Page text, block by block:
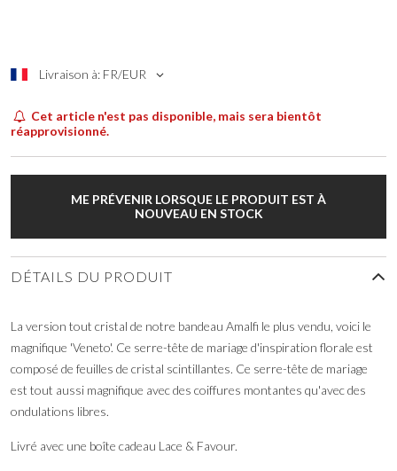
Livraison à: FR/EUR
Cet article n'est pas disponible, mais sera bientôt
réapprovisionné.
ME PRÉVENIR LORSQUE LE PRODUIT EST À
NOUVEAU EN STOCK
DÉTAILS DU PRODUIT
La version tout cristal de notre bandeau Amalfi le plus vendu, voici le
magnifique 'Veneto'. Ce serre-tête de mariage d'inspiration florale est
composé de feuilles de cristal scintillantes. Ce serre-tête de mariage
est tout aussi magnifique avec des coiffures montantes qu'avec des
ondulations libres.
Livré avec une boîte cadeau Lace & Favour.